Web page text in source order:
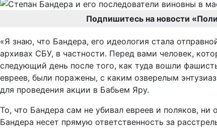
Подпишитесь на новости
«Я знаю, что Бандера, его идеология стала
архивах СБУ, в частности. Перед вами человек,
следующий день после того, как туда вошли
евреев, были поражены, с каким озверелым
для проведения акции в Бабьем Яру.
То, что Бандера сам не убивал евреев и поляков,
Бандера несет прямую ответственность за